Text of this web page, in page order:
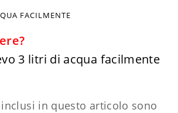
FACILMENTE
3 litri di acqua facilmente
in questo articolo sono